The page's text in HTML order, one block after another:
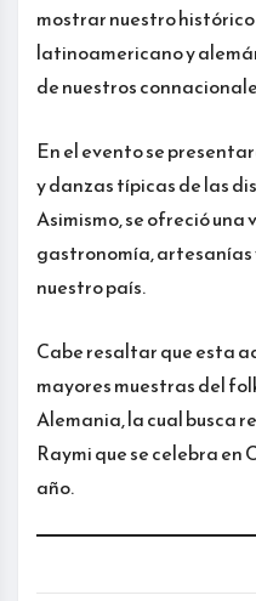
mostrar nuestro
latinoamericano y
de nuestros
En el evento se
y danzas típicas de las
Asimismo, se ofreció
gastronomía, artesanías
nuestro país.
Cabe resaltar que esta
mayores muestras del
Alemania, la cual busca
Raymi que se celebra en
año.